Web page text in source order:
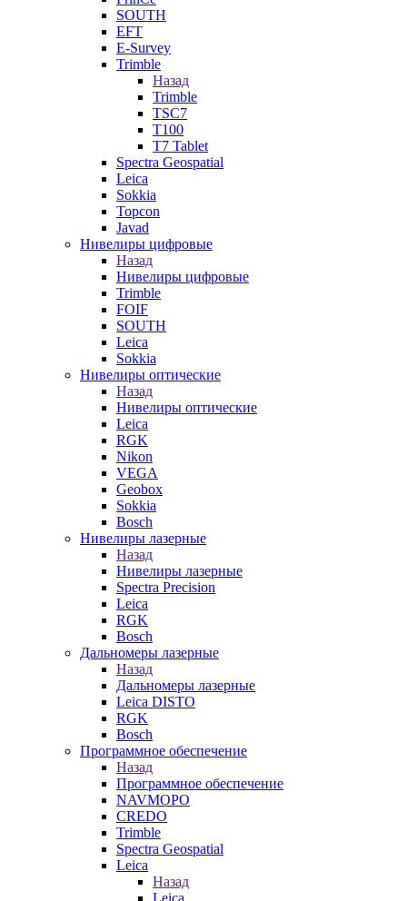
SOUTH
EFT
E-Survey
Trimble
Назад
Trimble
TSC7
T100
T7 Tablet
Spectra Geospatial
Leica
Sokkia
Topcon
Javad
Нивелиры цифровые
Назад
Нивелиры цифровые
Trimble
FOIF
SOUTH
Leica
Sokkia
Нивелиры оптические
Назад
Нивелиры оптические
Leica
RGK
Nikon
VEGA
Geobox
Sokkia
Bosch
Нивелиры лазерные
Назад
Нивелиры лазерные
Spectra Precision
Leica
RGK
Bosch
Дальномеры лазерные
Назад
Дальномеры лазерные
Leica DISTO
RGK
Bosch
Программное обеспечение
Назад
Программное обеспечение
NAVMOPO
CREDO
Trimble
Spectra Geospatial
Leica
Назад
Leica